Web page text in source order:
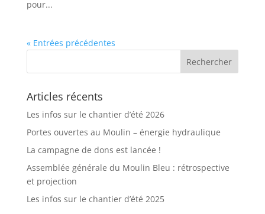
pour...
« Entrées précédentes
Articles récents
Les infos sur le chantier d’été 2026
Portes ouvertes au Moulin – énergie hydraulique
La campagne de dons est lancée !
Assemblée générale du Moulin Bleu : rétrospective
et projection
Les infos sur le chantier d’été 2025